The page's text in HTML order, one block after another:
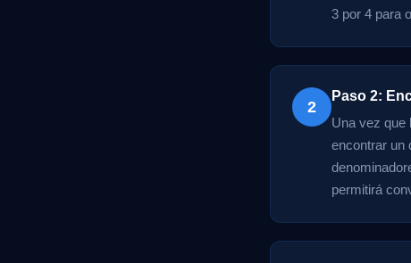
3 por 4 para
2
Paso 2:
Una vez que
encontrar un
permitirá